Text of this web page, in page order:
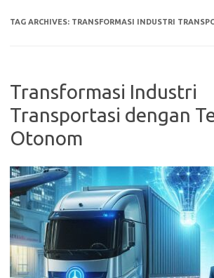
TAG ARCHIVES: TRANSFORMASI INDUSTRI
Transformasi Industri
Transportasi dengan
Otonom